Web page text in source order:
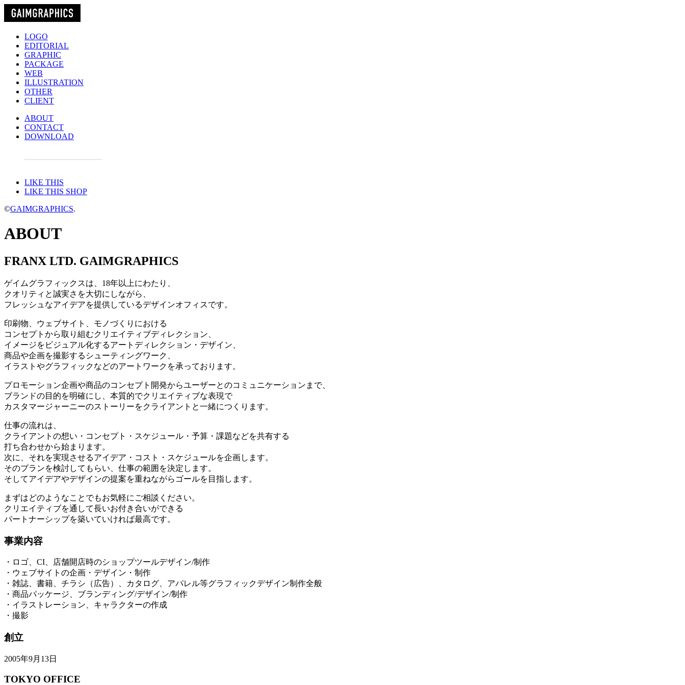
LOGO
EDITORIAL
GRAPHIC
PACKAGE
WEB
ILLUSTRATION
OTHER
CLIENT
ABOUT
CONTACT
DOWNLOAD
LIKE THIS
LIKE THIS SHOP
©GAIMGRAPHICS.
ABOUT
FRANX LTD. GAIMGRAPHICS
ゲイムグラフィックスは、18年以上にわたり、
クオリティと誠実さを大切にしながら、
フレッシュなアイデアを提供しているデザインオフィスです。
印刷物、ウェブサイト、モノづくりにおける
コンセプトから取り組むクリエイティブディレクション、
イメージをビジュアル化するアートディレクション・デザイン、
商品や企画を撮影するシューティングワーク、
イラストやグラフィックなどのアートワークを承っております。
プロモーション企画や商品のコンセプト開発からユーザーとのコミュニケーションまで、
ブランドの目的を明確にし、本質的でクリエイティブな表現で
カスタマージャーニーのストーリーをクライアントと一緒につくります。
仕事の流れは、
クライアントの想い・コンセプト・スケジュール・予算・課題などを共有する
打ち合わせから始まります。
次に、それを実現させるアイデア・コスト・スケジュールを企画します。
そのプランを検討してもらい、仕事の範囲を決定します。
そしてアイデアやデザインの提案を重ねながらゴールを目指します。
まずはどのようなことでもお気軽にご相談ください。
クリエイティブを通して長いお付き合いができる
パートナーシップを築いていければ最高です。
事業内容
・ロゴ、CI、店舗開店時のショップツールデザイン/制作
・ウェブサイトの企画・デザイン・制作
・雑誌、書籍、チラシ（広告）、カタログ、アパレル等グラフィックデザイン制作全般
・商品パッケージ、ブランディング/デザイン/制作
・イラストレーション、キャラクターの作成
・撮影
創立
2005年9月13日
TOKYO OFFICE